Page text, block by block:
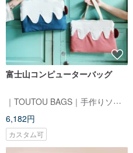
富士山コンピューターバッグ
｜TOUTOU BAGS｜手作りソーイングルーム
6,182円
カスタム可